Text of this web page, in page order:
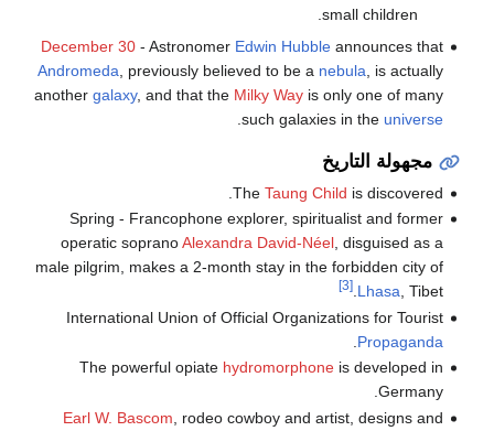
small children.
December 30- Astronomer Edwin Hubbleannounces that
Andromeda , previously believed to be a nebula , is actually
another galaxy, and that the Milky Wayis only one of many
such galaxies in the universe
مجهولة التاريخ
The Taung Child is discovered.
Spring - Francophone explorer, spiritualist and former
operatic sopranoAlexandra David-Néel, disguised as a
male pilgrim, makes a 2-month stay in the forbidden city of
Lhasa, Tibet.
[3]
International Union of Official Organizations for Tourist
Propaganda
The powerful opiate hydromorphoneis developed in
Germany.
Earl W. Bascom , rodeo cowboy and artist, designs and